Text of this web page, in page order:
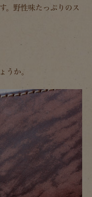
。野性味たっぷりのス
うか。